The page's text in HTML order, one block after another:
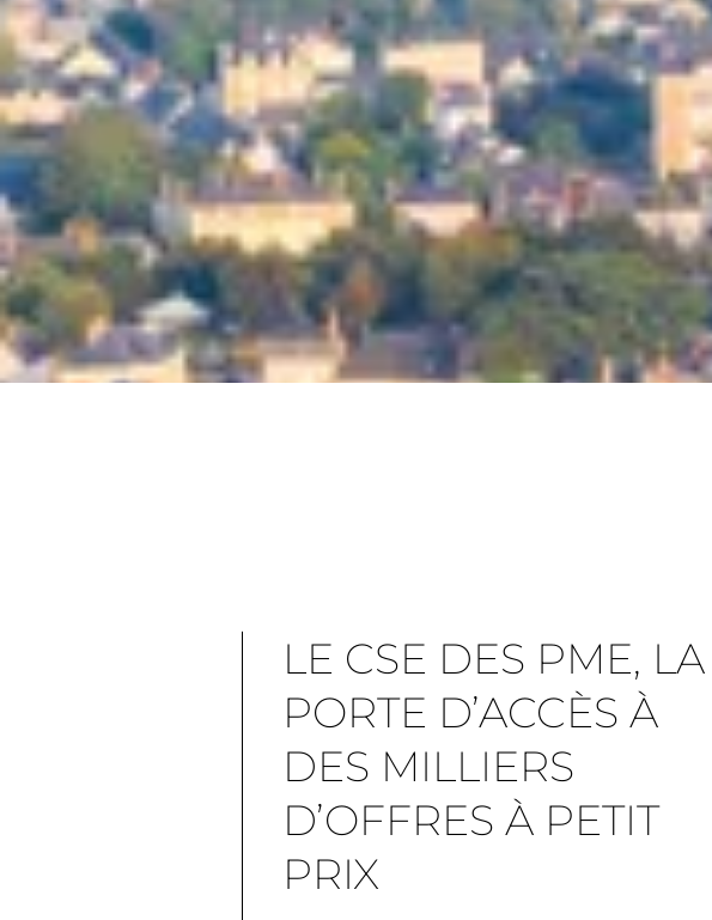
LE CSE DES PME, LA
PORTE D’ACCÈS À
DES MILLIERS
D’OFFRES À PETIT
PRIX